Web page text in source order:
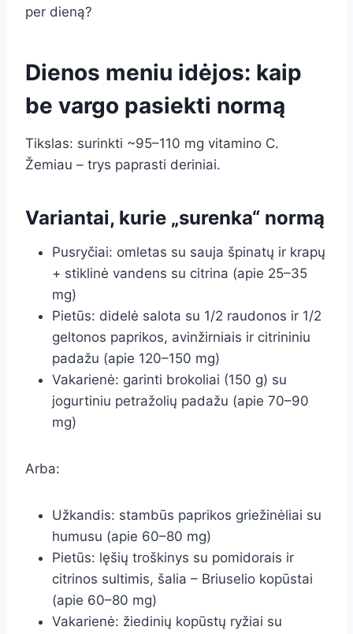
per dieną?
Dienos meniu idėjos: kaip
be vargo pasiekti normą
Tikslas: surinkti ~95–110 mg vitamino C.
Žemiau – trys paprasti deriniai.
Variantai, kurie „surenka“ normą
Pusryčiai: omletas su sauja špinatų ir krapų
+ stiklinė vandens su citrina (apie 25–35
mg)
Pietūs: didelė salota su 1/2 raudonos ir 1/2
geltonos paprikos, avinžirniais ir citrininiu
padažu (apie 120–150 mg)
Vakarienė: garinti brokoliai (150 g) su
jogurtiniu petražolių padažu (apie 70–90
mg)
Arba:
Užkandis: stambūs paprikos griežinėliai su
humusu (apie 60–80 mg)
Pietūs: lęšių troškinys su pomidorais ir
citrinos sultimis, šalia – Briuselio kopūstai
(apie 60–80 mg)
Vakarienė: žiedinių kopūstų ryžiai su